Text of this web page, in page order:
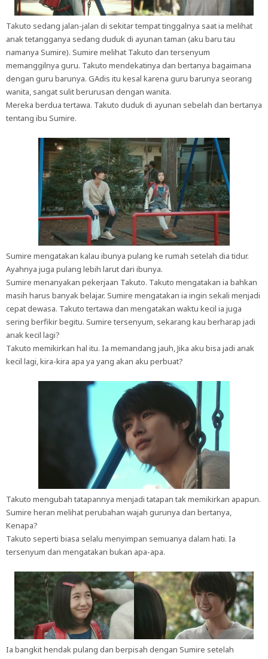
Takuto sedang jalan-jalan di sekitar tempat tinggalnya saat ia melihat
anak tetangganya sedang duduk di ayunan taman (aku baru tau
namanya Sumire). Sumire melihat Takuto dan tersenyum
memanggilnya guru. Takuto mendekatinya dan bertanya bagaimana
dengan guru barunya. GAdis itu kesal karena guru barunya seorang
wanita, sangat sulit berurusan dengan wanita.
Mereka berdua tertawa. Takuto duduk di ayunan sebelah dan bertanya
tentang ibu Sumire.
Sumire mengatakan kalau ibunya pulang ke rumah setelah dia tidur.
Ayahnya juga pulang lebih larut dari ibunya.
Sumire menanyakan pekerjaan Takuto. Takuto mengatakan ia bahkan
masih harus banyak belajar. Sumire mengatakan ia ingin sekali menjadi
cepat dewasa. Takuto tertawa dan mengatakan waktu kecil ia juga
sering berfikir begitu. Sumire tersenyum, sekarang kau berharap jadi
anak kecil lagi?
Takuto memikirkan hal itu. Ia memandang jauh, Jika aku bisa jadi anak
kecil lagi, kira-kira apa ya yang akan aku perbuat?
Takuto mengubah tatapannya menjadi tatapan tak memikirkan apapun.
Sumire heran melihat perubahan wajah gurunya dan bertanya,
Kenapa?
Takuto seperti biasa selalu menyimpan semuanya dalam hati. Ia
tersenyum dan mengatakan bukan apa-apa.
Ia bangkit hendak pulang dan berpisah dengan Sumire setelah